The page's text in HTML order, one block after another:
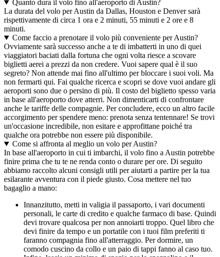
Quanto dura il volo fino all'aeroporto di Austin?
La durata del volo per Austin da Dallas, Houston e Denver sarà
rispettivamente di circa 1 ora e 2 minuti, 55 minuti e 2 ore e 8
minuti.
Come faccio a prenotare il volo più conveniente per Austin?
Ovviamente sarà successo anche a te di imbatterti in uno di quei
viaggiatori baciati dalla fortuna che ogni volta riesce a scovare
biglietti aerei a prezzi da non credere. Vuoi sapere qual è il suo
segreto? Non attende mai fino all'ultimo per bloccare i suoi voli. Ma
non fermarti qui. Fai qualche ricerca e scopri se dove vuoi andare gli
aeroporti sono due o persino di più. Il costo del biglietto spesso varia
in base all'aeroporto dove atterri. Non dimenticarti di confrontare
anche le tariffe delle compagnie. Per concludere, ecco un altro facile
accorgimento per spendere meno: prenota senza tentennare! Se trovi
un'occasione incredibile, non esitare e approfittane poiché tra
qualche ora potrebbe non essere più disponibile.
Come si affronta al meglio un volo per Austin?
In base all'aeroporto in cui ti imbarchi, il volo fino a Austin potrebbe
finire prima che tu te ne renda conto o durare per ore. Di seguito
abbiamo raccolto alcuni consigli utili per aiutarti a partire per la tua
esilarante avventura con il piede giusto. Cosa mettere nel tuo
bagaglio a mano:
Innanzitutto, metti in valigia il passaporto, i vari documenti
personali, le carte di credito e qualche farmaco di base. Quindi
devi trovare qualcosa per non annoiarti troppo. Quel libro che
devi finire da tempo e un portatile con i tuoi film preferiti ti
faranno compagnia fino all'atterraggio. Per dormire, un
comodo cuscino da collo e un paio di tappi fanno al caso tuo.